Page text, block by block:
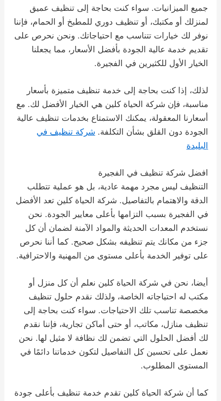
جميع الميزانيات. سواء كنت بحاجة إلى تنظيف عميق
لمنزلك أو مكتبك، أو تنظيف دوري للمطبخ أو الحمام، فإننا
نوفر لك خيارات تتناسب مع احتياجاتك. ونحن نحرص على
تقديم خدمة عالية الجودة بأفضل الأسعار، مما يجعلنا
الخيار الأول للكثيرين في الفجيرة.
لذلك، إذا كنت بحاجة إلى خدمة تنظيف متميزة بأسعار
مناسبة، فإن شركة الحياة كلين هي الخيار الأفضل لك. مع
أسعارنا المعقولة، يمكنك الاستمتاع بخدمات تنظيف عالية
الجودة دون القلق بشأن التكلفة. شركة تنظيف في
البليدة
افضل شركة تنظيف في الفجيرة
التنظيف ليس مجرد مهمة عادية، بل هو عملية تتطلب
الدقة والاهتمام بالتفاصيل. شركة الحياة كلين تعد الأفضل
في الفجيرة بسبب التزامها بأعلى معايير الجودة. نحن
نستخدم المعدات الحديثة والمواد الآمنة لضمان أن كل
جزء من مكانك يتم تنظيفه بشكل صحيح. كما أننا نحرص
على توفير الخدمة بأعلى مستوى من المهنية والاحترافية.
أيضا، نحن في شركة الحياة كلين نعلم أن كل منزل أو
مكتب له احتياجاته الخاصة، ولذلك نقدم حلول تنظيف
مخصصة تناسب تلك الاحتياجات. سواء كنت بحاجة إلى
تنظيف منازل، مكاتب، أو حتى أماكن تجارية، فإننا نقدم
لك أفضل الحلول التي تضمن لك نظافة لا مثيل لها. نحن
نعمل على تحسين كل التفاصيل لتكون خدماتنا دائمًا في
المستوى المطلوب.
كما أن شركة الحياة كلين تقدم خدمة تنظيف بأعلى جودة